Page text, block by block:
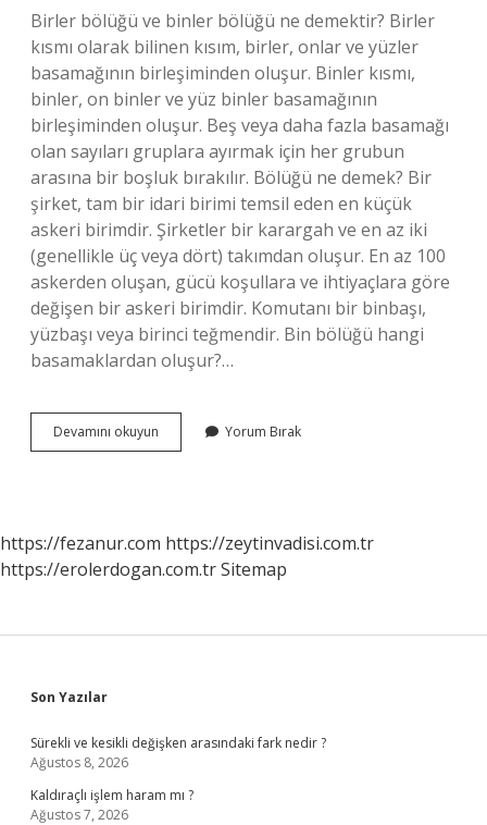
Birler bölüğü ve binler bölüğü ne demektir? Birler
kısmı olarak bilinen kısım, birler, onlar ve yüzler
basamağının birleşiminden oluşur. Binler kısmı,
binler, on binler ve yüz binler basamağının
birleşiminden oluşur. Beş veya daha fazla basamağı
olan sayıları gruplara ayırmak için her grubun
arasına bir boşluk bırakılır. Bölüğü ne demek? Bir
şirket, tam bir idari birimi temsil eden en küçük
askeri birimdir. Şirketler bir karargah ve en az iki
(genellikle üç veya dört) takımdan oluşur. En az 100
askerden oluşan, gücü koşullara ve ihtiyaçlara göre
değişen bir askeri birimdir. Komutanı bir binbaşı,
yüzbaşı veya birinci teğmendir. Bin bölüğü hangi
basamaklardan oluşur?…
Devamını okuyun
Bölüğü
Yorum Bırak
https://fezanur.com https://zeytinvadisi.com.tr
https://erolerdogan.com.trSitemap
Sidebar
Son Yazılar
Sürekli ve kesikli değişken arasındaki fark nedir ?
Ağustos 8, 2026
Kaldıraçlı işlem haram mı ?
Ağustos 7, 2026